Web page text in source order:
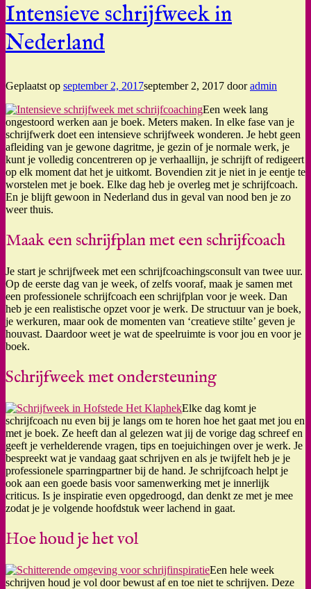
Intensieve schrijfweek in
Nederland
Geplaatst op september 2, 2017september 2, 2017 dooradmin
Een week lang
ongestoord werken aan je boek. Meters maken. In elke fase van je
schrijfwerk doet een intensieve schrijfweek wonderen. Je hebt geen
afleiding van je gewone dagritme, je gezin of je normale werk, je
kunt je volledig concentreren op je verhaallijn, je schrijft of redigeert
op elk moment dat het je uitkomt. Bovendien zit je niet in je eentje te
worstelen met je boek. Elke dag heb je overleg met je schrijfcoach.
En je blijft gewoon in Nederland dus in geval van nood ben je zo
weer thuis.
Maak een schrijfplan met een schrijfcoach
Je start je schrijfweek met een schrijfcoachingsconsult van twee uur.
Op de eerste dag van je week, of zelfs vooraf, maak je samen met
een professionele schrijfcoach een schrijfplan voor je week. Dan
heb je een realistische opzet voor je werk. De structuur van je boek,
je werkuren, maar ook de momenten van ‘creatieve stilte’ geven je
houvast. Daardoor weet je wat de speelruimte is voor jou en voor je
boek.
Schrijfweek met ondersteuning
Elke dag komt je
schrijfcoach nu even bij je langs om te horen hoe het gaat met jou en
met je boek. Ze heeft dan al gelezen wat jij de vorige dag schreef en
geeft je verhelderende vragen, tips en toejuichingen over je werk. Je
bespreekt wat je vandaag gaat schrijven en als je twijfelt heb je je
professionele sparringpartner bij de hand. Je schrijfcoach helpt je
ook aan een goede basis voor samenwerking met je innerlijk
criticus. Is je inspiratie even opgedroogd, dan denkt ze met je mee
zodat je je volgende hoofdstuk weer lachend in gaat.
Hoe houd je het vol
Een hele week
schrijven houd je vol door bewust af en toe niet te schrijven. Deze